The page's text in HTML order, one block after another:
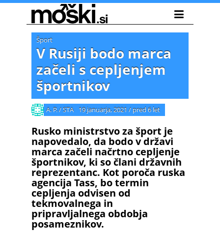
Šport
V Rusiji bodo marca
začeli s cepljenjem
športnikov
A. P. / STA 19 januarja, 2021 / pred 6 let
Rusko ministrstvo za šport je
napovedalo, da bodo v državi
marca začeli načrtno cepljenje
športnikov, ki so člani državnih
reprezentanc. Kot poroča ruska
agencija Tass, bo termin
cepljenja odvisen od
tekmovalnega in
pripravljalnega obdobja
posameznikov.